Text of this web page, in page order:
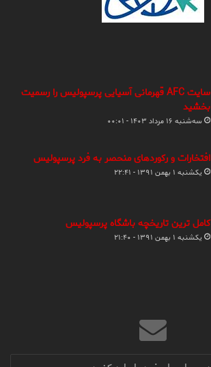
سایت AFC قهرمانی آسیایی پرسپولیس را رسمیت
بخشید
سه‌شنبه ۱۶ مرداد ۱۴۰۳ - ۰۰:۰۱
افتخارات و رکوردهای منحصر به فرد پرسپولیس
یکشنبه ۱ بهمن ۱۳۹۱ - ۲۲:۴۱
کامل ترین تاریخچه باشگاه پرسپولیس
یکشنبه ۱ بهمن ۱۳۹۱ - ۲۱:۴۰